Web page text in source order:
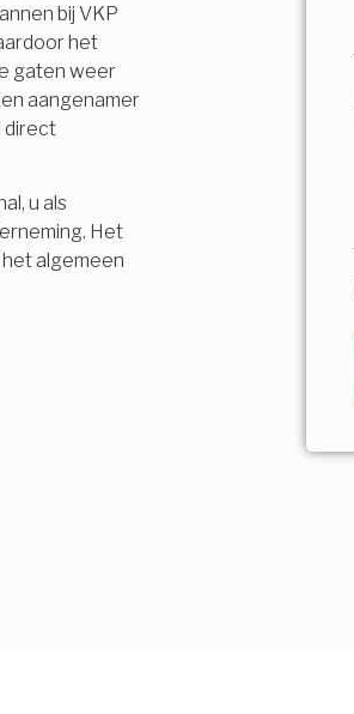
bij VKP
het
gaten weer
aangenamer
direct
u als
Het
algemeen